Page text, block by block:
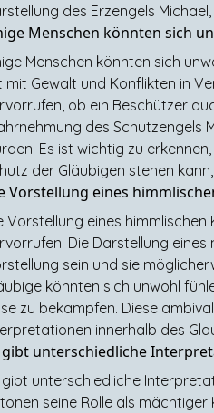
des Erzengels
Menschen könnten sich
Menschen könnten sich
mit Gewalt und Konflikten in
ob ein Beschützer
des Schutzengels
Es ist wichtig zu
der Gläubigen stehen
Vorstellung eines
Vorstellung eines
Die Darstellung
sein und sie
könnten sich unwohl
zu bekämpfen. Diese
innerhalb des
gibt unterschiedliche
gibt unterschiedliche
seine Rolle als